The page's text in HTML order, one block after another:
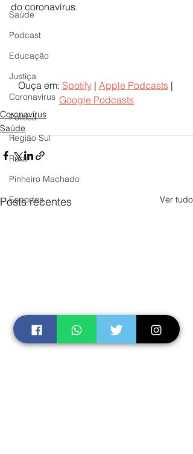
Saúde
Podcast
Educação
Justiça
Coronavírus
Política
Região Sul
Rural
Pinheiro Machado
Esportes
do coronavírus.
Ouça em: Spotify | Apple Podcasts |
Google Podcasts
Coronavírus
Saúde
Posts recentes Ver tudo